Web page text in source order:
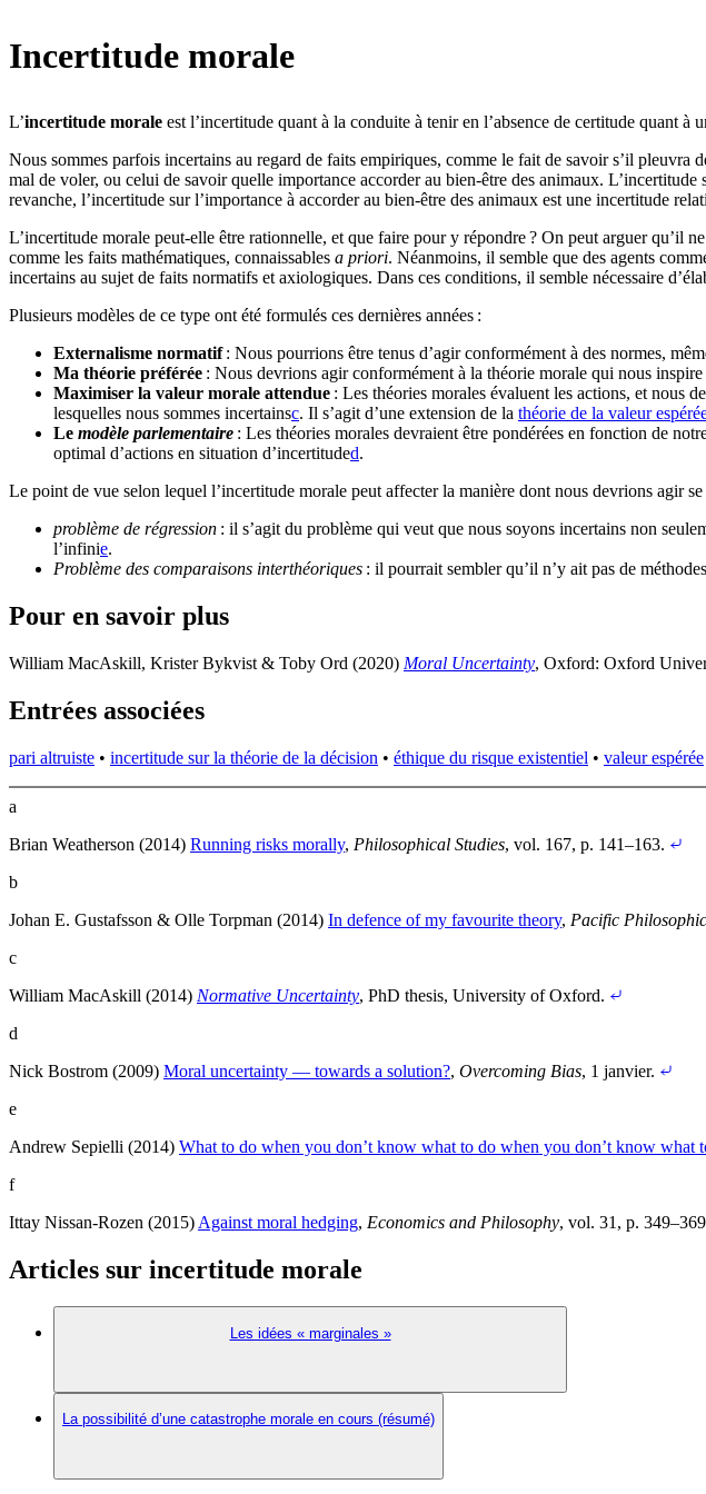
Incertitude morale
L’incertitude morale est l’incertitude quant à la conduite à tenir en l’absence de certitude quant
Nous sommes parfois incertains au regard de faits empiriques, comme le fait de savoir s’il pleuvra
mal de voler, ou celui de savoir quelle importance accorder au bien-être des animaux.
revanche, l’incertitude sur l’importance à accorder au bien-être des animaux est une incertitude
L’incertitude morale peut-elle être rationnelle, et que faire pour y répondre ? On peut arguer qu’il
comme les faits mathématiques, connaissables a priori. Néanmoins, il semble que des agents
incertains au sujet de faits normatifs et axiologiques. Dans ces conditions, il semble nécessaire
Plusieurs modèles de ce type ont été formulés ces dernières années :
Externalisme normatif: Nous pourrions être tenus d’agir conformément à des normes,
Ma théorie préférée : Nous devrions agir conformément à la théorie morale qui nous
Maximiser la valeur morale attendue : Les théories morales évaluent les actions, et nous
lesquelles nous sommes incertains⁠c. Il s’agit d’une extension de la théorie de la valeur
Le modèle parlementaire : Les théories morales devraient être pondérées en fonction de
optimal d’actions en situation d’incertitude⁠d.
Le point de vue selon lequel l’incertitude morale peut affecter la manière dont nous devrions agir
problème de régression : il s’agit du problème qui veut que nous soyons incertains non
l’infini⁠e.
Problème des comparaisons interthéoriques : il pourrait sembler qu’il n’y ait pas de
Pour en savoir plus
William MacAskill, Krister Bykvist & Toby Ord (2020) Moral Uncertainty, Oxford: Oxford
Entrées associées
pari altruiste • incertitude sur la théorie de la décision • éthique du risque existentiel • valeur espérée
a
Brian Weatherson (2014) Running risks morally, Philosophical Studies, vol. 167, p. 141–163.
b
Johan E. Gustafsson & Olle Torpman (2014) In defence of my favourite theory, Pacific
c
William MacAskill (2014) Normative Uncertainty, PhD thesis, University of Oxford.
d
Nick Bostrom (2009) Moral uncertainty — towards a solution?, Overcoming Bias, 1 janvier.
e
Andrew Sepielli (2014) What to do when you don’t know what to do when you don’t know what
f
Ittay Nissan-Rozen (2015) Against moral hedging, Economics and Philosophy, vol. 31, p. 349–369
Articles sur incertitude morale
Les idées « marginales »
La possibilité d’une catastrophe morale en cours (résumé)